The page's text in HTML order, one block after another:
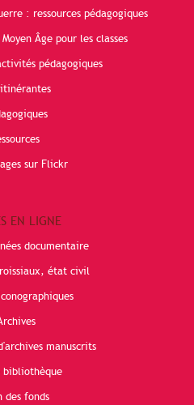
: ressources pédagogiques
Âge pour les classes
pédagogiques
sur Flickr
EN LIGNE
documentaire
état civil
manuscrits
bibliothèque
des fonds